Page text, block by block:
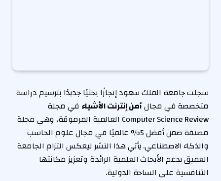
سجلت جامعة الملك سعود إنجازًا بحثيًا جديدًا بترسيم دراسة
متخصصة في مجالأمن إنترنت الأشياء في مجلة
Computer Science Review العالمية المرموقة، وهي مجلة
مصنفة ضمن أفضل 5% عالميًا في مجال علوم الحاسب
والذكاء الاصطناعي. يأتي هذا النشر ليعكس التزام الجامعة
العميق بدعم الأبحاث العلمية الرائدة وتعزيز مكانتها
التنافسية على الساحة الدولية.